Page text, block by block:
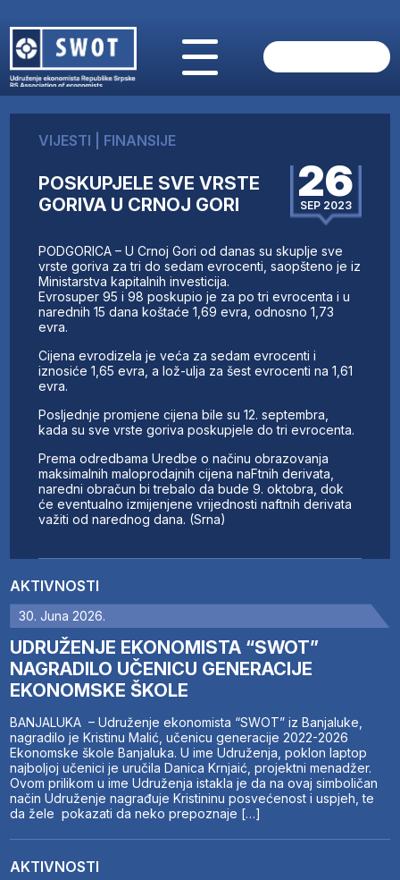
O NAMA
AKTUELNO
ANALIZE
FINANSIJE
IZ STRANIH MEDIJA
AKTIVNOSTI
SWOT INTERVJU
KONTAKT
AKTIVNOSTI
30. Juna 2026.
UDRUŽENJE EKONOMISTA “SWOT”
NAGRADILO UČENICU GENERACIJE
EKONOMSKE ŠKOLE
BANJALUKA – Udruženje ekonomista “SWOT” iz Banjaluke,
nagradilo je Kristinu Malić, učenicu generacije 2022-2026
Ekonomske škole Banjaluka. U ime Udruženja, poklon laptop
najboljoj učenici je uručila Danica Krnjaić, projektni menadžer.
Ovom prilikom u ime Udruženja istakla je da na ovaj simboličan
način Udruženje nagrađuje Kristininu posvećenost i uspjeh, te
da žele pokazati da neko prepoznaje […]
AKTIVNOSTI
VIJESTI FINANSIJE
POSKUPJELE SVE VRSTE
GORIVA U CRNOJ GORI
26
SEP 2023
PODGORICA – U Crnoj Gori od danas su skuplje sve
vrste goriva za tri do sedam evrocenti, saopšteno je iz
Ministarstva kapitalnih investicija.
Evrosuper 95 i 98 poskupio je za po tri evrocenta i u
narednih 15 dana koštaće 1,69 evra, odnosno 1,73
evra.
Cijena evrodizela je veća za sedam evrocenti i
iznosiće 1,65 evra, a lož-ulja za šest evrocenti na 1,61
evra.
Posljednje promjene cijena bile su 12. septembra,
kada su sve vrste goriva poskupjele do tri evrocenta.
Prema odredbama Uredbe o načinu obrazovanja
maksimalnih maloprodajnih cijena naFtnih derivata,
naredni obračun bi trebalo da bude 9. oktobra, dok
će eventualno izmijenjene vrijednosti naftnih derivata
važiti od narednog dana. (Srna)